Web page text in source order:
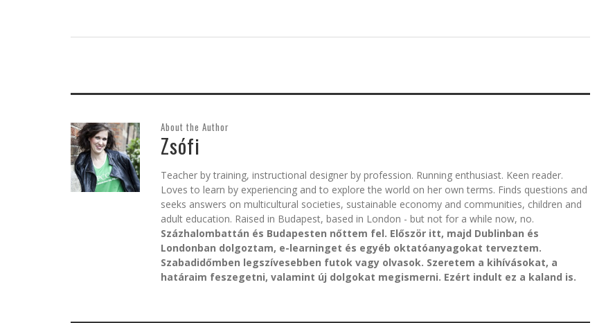
About the Author
Zsófi
Teacher by training, instructional designer by profession. Running enthusiast. Keen reader.
Loves to learn by experiencing and to explore the world on her own terms. Finds questions and
seeks answers on multicultural societies, sustainable economy and communities, children and
adult education. Raised in Budapest, based in London - but not for a while now, no.
Százhalombattán és Budapesten nőttem fel. Először itt, majd Dublinban és
Londonban dolgoztam, e-learninget és egyéb oktatóanyagokat terveztem.
Szabadidőmben legszívesebben futok vagy olvasok. Szeretem a kihívásokat, a
határaim feszegetni, valamint új dolgokat megismerni. Ezért indult ez a kaland is.